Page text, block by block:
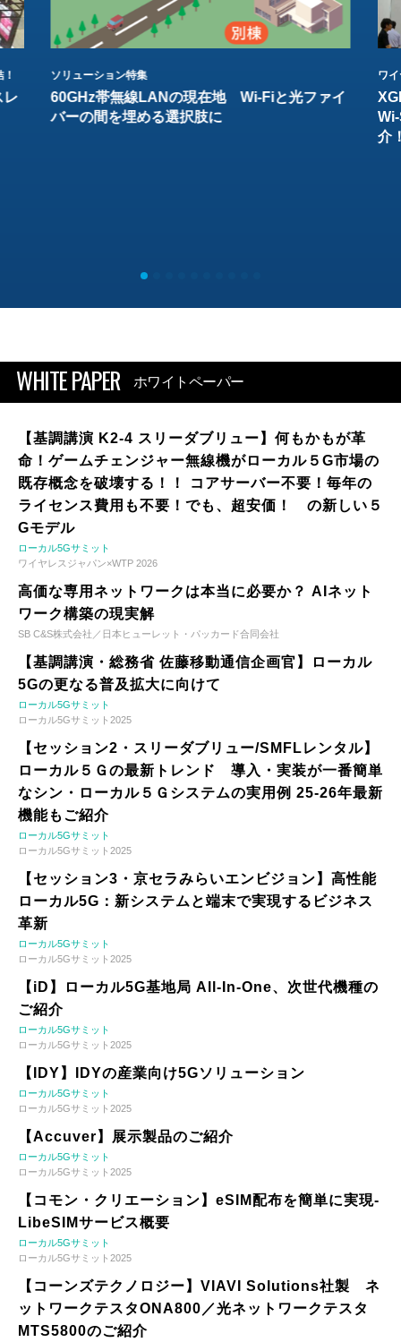
レ
ソリューション特集
60GHz帯無線LANの現在地 Wi-Fiと光ファイ
バーの間を埋める選択肢に
ワ
介
WHITE PAPER ホワイトペーパー
【基調講演 K2-4 スリーダブリュー】何もかもが革
命！ゲームチェンジャー無線機がローカル５G市場の
既存概念を破壊する！！ コアサーバー不要！毎年の
ライセンス費用も不要！でも、超安価！ の新しい５
Gモデル
ローカル5Gサミット
ワイヤレスジャパン×WTP 2026
高価な専用ネットワークは本当に必要か？ AIネット
ワーク構築の現実解
SB C&S株式会社／日本ヒューレット・パッカード合同会社
【基調講演・総務省 佐藤移動通信企画官】ローカル
5Gの更なる普及拡大に向けて
ローカル5Gサミット
ローカル5Gサミット2025
【セッション2・スリーダブリュー/SMFLレンタル】
ローカル５Ｇの最新トレンド 導入・実装が一番簡単
なシン・ローカル５Ｇシステムの実用例 25-26年最新
機能もご紹介
ローカル5Gサミット
ローカル5Gサミット2025
【セッション3・京セラみらいエンビジョン】高性能
ローカル5G：新システムと端末で実現するビジネス
革新
ローカル5Gサミット
ローカル5Gサミット2025
【iD】ローカル5G基地局 All-In-One、次世代機種の
ご紹介
ローカル5Gサミット
ローカル5Gサミット2025
【IDY】IDYの産業向け5Gソリューション
ローカル5Gサミット
ローカル5Gサミット2025
【Accuver】展示製品のご紹介
ローカル5Gサミット
ローカル5Gサミット2025
【コモン・クリエーション】eSIM配布を簡単に実現-
LibeSIMサービス概要
ローカル5Gサミット
ローカル5Gサミット2025
【コーンズテクノロジー】VIAVI Solutions社製 ネ
ットワークテスタONA800／光ネットワークテスタ
MTS5800のご紹介